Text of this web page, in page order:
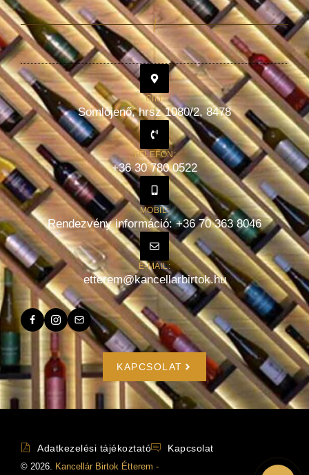
CÍM:
Somlójenő, hrsz 1080/2, 8478
TELEFON:
+36 30 780 0522
MOBIL:
Rendezvény információ: +36 70 363 8046
E-MAIL:
etterem@kancellarbirtok.hu
KAPCSOLAT
© 2026. Kancellár Birtok Étterem -
Adatkezelési tájékoztató Kapcsolat